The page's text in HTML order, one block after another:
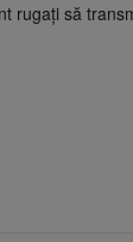
rugaţi să